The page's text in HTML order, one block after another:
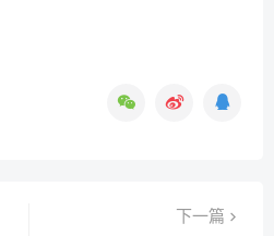
下一篇